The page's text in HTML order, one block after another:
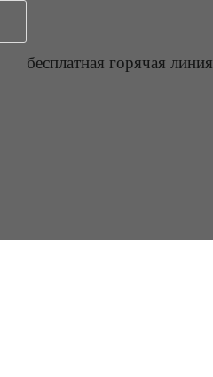
бесплатная горячая линия